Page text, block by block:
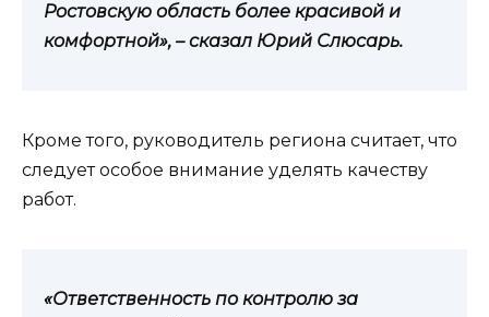
Ростовскую область более красивой и
комфортной», – сказал Юрий Слюсарь.
Кроме того, руководитель региона считает, что
следует особое внимание уделять качеству
работ.
«Ответственность по контролю за